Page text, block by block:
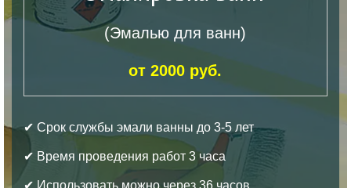
(Эмалью для ванн)
от 2000 руб.
✔ Срок службы эмали ванны до 3-5 лет
✔ Время проведения работ 3 часа
✔ Использовать можно через 36 часов